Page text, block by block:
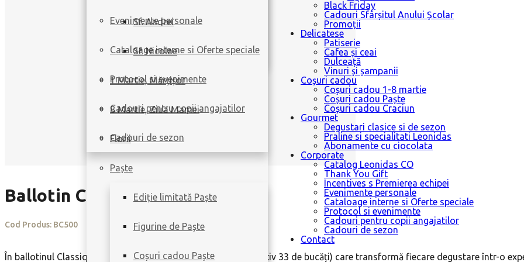
Sf. Andrei
Sf. Nicolae
1 Martie, Mărțișor
8 Martie, Ziua Mamei
Florii
Paște
Ediție limitată Paște
Figurine de Paște
Coșuri cadou Paște
Evenimente personale
Cataloage interne si Oferte speciale
Protocol si evenimente
Cadouri pentru copii angajatilor
Cadouri de sezon
Black Friday
Cadouri Sfârșitul Anului Școlar
Promoții
Delicatese
Patiserie
Cafea și ceai
Dulceață
Vinuri și șampanii
Coșuri cadou
Coșuri cadou 1-8 martie
Coșuri cadou Paște
Coșuri cadou Craciun
Gourmet
Degustari clasice si de sezon
Praline si specialitati Leonidas
Abonamente cu ciocolata
Corporate
Catalog Leonidas CO
Thank You Gift
Incentives s Premierea echipei
Evenimente personale
Cataloage interne si Oferte speciale
Protocol si evenimente
Cadouri pentru copii angajatilor
Cadouri de sezon
Contact
Ballotin Classique
Cod Produs: BC500
În ballotinul Classique veți găsi 500g de praline fine (aproximativ 33 de bucăți) care transformă fiecare degustare într-o